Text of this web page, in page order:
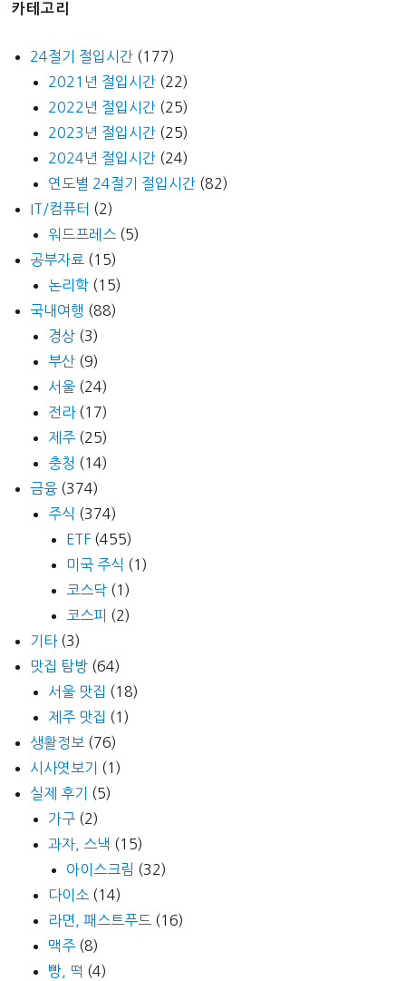
카테고리
24절기 절입시간 (177)
2021년 절입시간 (22)
2022년 절입시간 (25)
2023년 절입시간 (25)
2024년 절입시간 (24)
연도별 24절기 절입시간 (82)
IT/컴퓨터 (2)
워드프레스 (5)
공부자료 (15)
논리학 (15)
국내여행 (88)
경상 (3)
부산 (9)
서울 (24)
전라(17)
제주 (25)
충청 (14)
금융 (374)
주식 (374)
ETF (455)
미국 주식 (1)
코스닥 (1)
코스피 (2)
기타(3)
맛집 탐방 (64)
서울 맛집 (18)
제주 맛집 (1)
생활정보 (76)
시사엿보기
(1)
실제 후기
(5)
가구 (2)
과자, 스낵 (15)
아이스크림 (32)
다이소 (14)
라면, 패스트푸드 (16)
맥주 (8)
빵, 떡 (4)